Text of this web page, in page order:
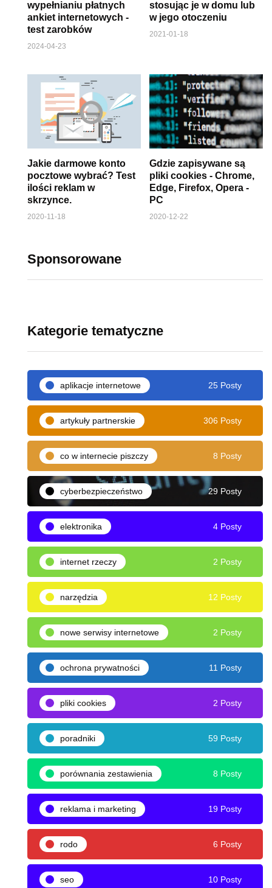
wypełnianiu płatnych
ankiet internetowych -
test zarobków
2024-04-23
stosując je w domu lub
w jego otoczeniu
2021-01-18
Jakie darmowe konto
pocztowe wybrać? Test
ilości reklam w
skrzynce.
2020-11-18
Gdzie zapisywane są
pliki cookies - Chrome,
Edge, Firefox, Opera -
PC
2020-12-22
Sponsorowane
Kategorie tematyczne
aplikacje internetowe 25 Posty
artykuły partnerskie 306 Posty
co w internecie piszczy 8 Posty
cyberbezpieczeństwo 29 Posty
elektronika 4 Posty
internet rzeczy 2 Posty
narzędzia 12 Posty
nowe serwisy internetowe 2 Posty
ochrona prywatności 11 Posty
pliki cookies 2 Posty
poradniki 59 Posty
porównania zestawienia 8 Posty
reklama i marketing 19 Posty
rodo 6 Posty
seo 10 Posty